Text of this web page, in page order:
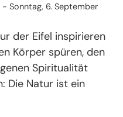
Sonntag, 6. September
der Eifel inspirieren
Körper spüren, den
Spiritualität
Die Natur ist ein